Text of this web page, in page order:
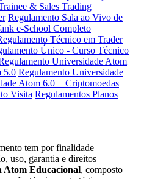
& Sales Trading
Regulamento Sala ao Vivo de
e-School Completo
Técnico em Trader
Único - Curso Técnico
Universidade Atom
5.0 Regulamento Universidade
Atom 6.0 + Criptomoedas
Visita Regulamentos Planos
tem por finalidade
uso, garantia e direitos
Atom Educacional, composto